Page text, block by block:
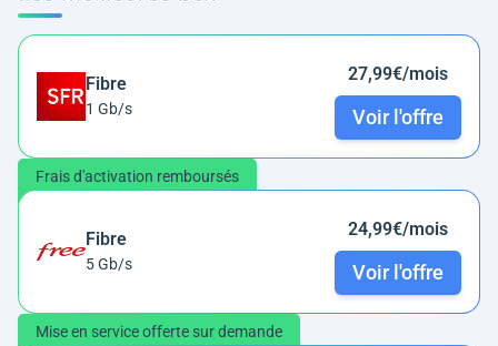
Fibre
1 Gb/s
27,99€/mois
Voir l'offre
Frais d'activation remboursés
Fibre
5 Gb/s
24,99€/mois
Voir l'offre
Mise en service offerte sur demande